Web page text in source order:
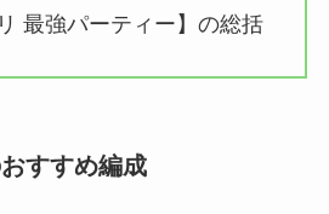
最強パーティー】の総括
すすめ編成